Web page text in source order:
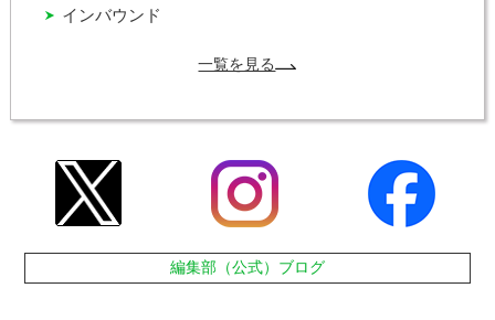
インバウンド
一覧を見る
編集部（公式）ブログ